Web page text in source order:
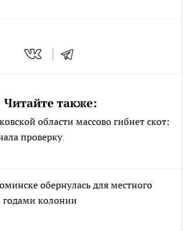
Читайте также:
области массово гибнет скот:
проверку
обернулась для местного
годами колонии